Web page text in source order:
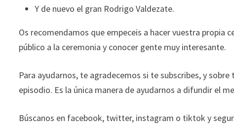
Y de nuevo el gran Rodrigo Valdezate.
Os recomendamos que empeceis a hacer vuestra propia
público a la ceremonia y conocer gente muy interesante.
Para ayudarnos, te agradecemos si te subscribes, y
episodio. Es la única manera de ayudarnos a difundir el
Búscanos en facebook, twitter, instagram o tiktok y